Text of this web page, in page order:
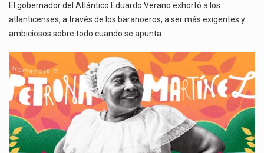
El gobernador del Atlántico Eduardo Verano exhortó a los
atlanticenses, a través de los baranoeros, a ser más exigentes y
ambiciosos sobre todo cuando se apunta…